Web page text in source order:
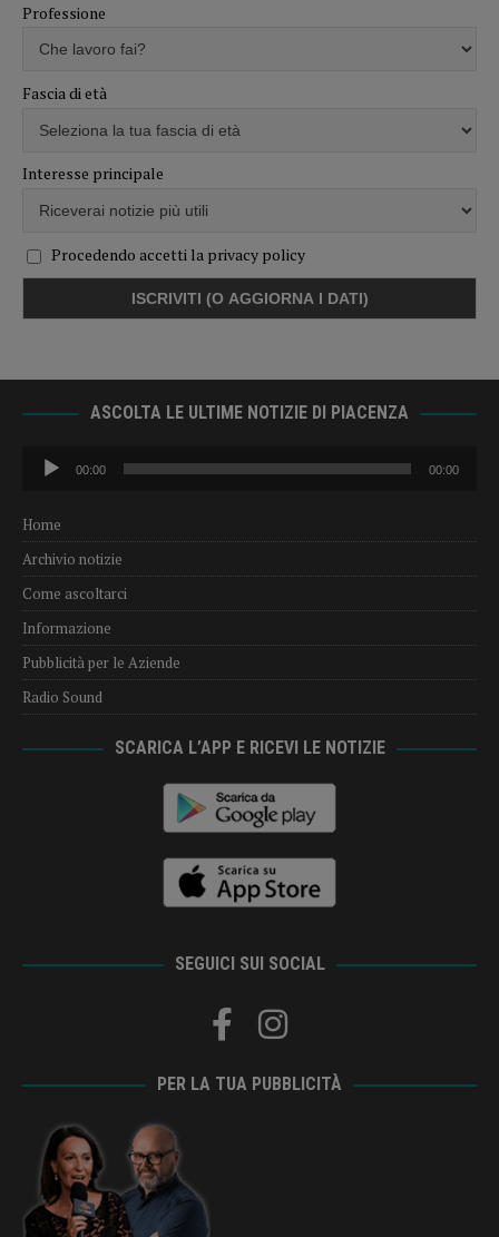
Professione
Fascia di età
Interesse principale
Procedendo accetti la privacy policy
ASCOLTA LE ULTIME NOTIZIE DI PIACENZA
Audio
Player
00:00 00:00
Home
Archivio notizie
Come ascoltarci
Informazione
Pubblicità per le Aziende
Radio Sound
SCARICA L’APP E RICEVI LE NOTIZIE
SEGUICI SUI SOCIAL
PER LA TUA PUBBLICITÀ